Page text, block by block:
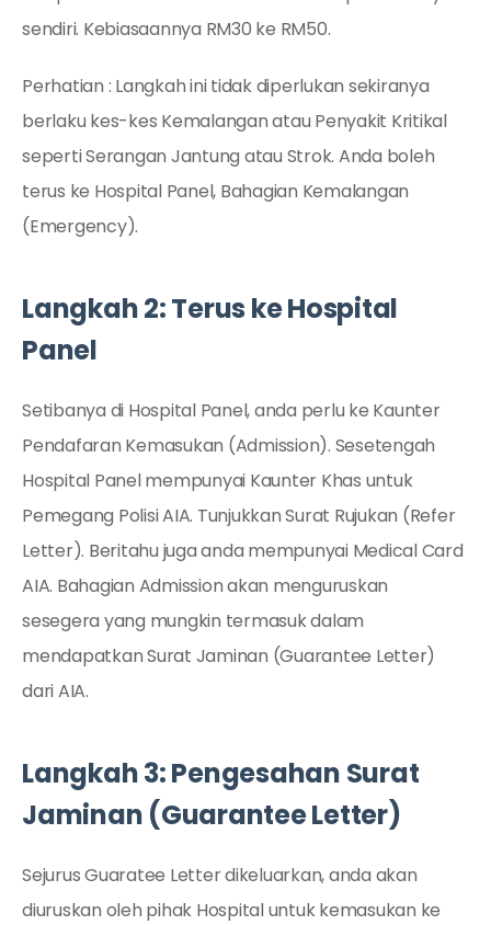
sendiri. Kebiasaannya RM30 ke RM50.
Perhatian : Langkah ini tidak diperlukan sekiranya
berlaku kes-kes Kemalangan atau Penyakit Kritikal
seperti Serangan Jantung atau Strok. Anda boleh
terus ke Hospital Panel, Bahagian Kemalangan
(Emergency).
Langkah 2: Terus ke Hospital
Panel
Setibanya di Hospital Panel, anda perlu ke Kaunter
Pendafaran Kemasukan (Admission). Sesetengah
Hospital Panel mempunyai Kaunter Khas untuk
Pemegang Polisi AIA. Tunjukkan Surat Rujukan (Refer
Letter). Beritahu juga anda mempunyai Medical Card
AIA. Bahagian Admission akan menguruskan
sesegera yang mungkin termasuk dalam
mendapatkan Surat Jaminan (Guarantee Letter)
dari AIA.
Langkah 3: Pengesahan Surat
Jaminan (Guarantee Letter)
Sejurus Guaratee Letter dikeluarkan, anda akan
diuruskan oleh pihak Hospital untuk kemasukan ke